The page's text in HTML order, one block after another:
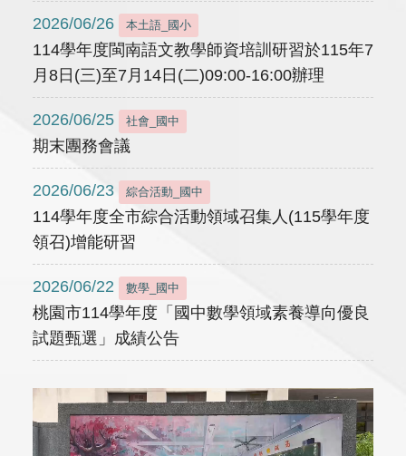
2026/06/26 本土語_國小
114學年度閩南語文教學師資培訓研習於115年7
月8日(三)至7月14日(二)09:00-16:00辦理
2026/06/25 社會_國中
期末團務會議
2026/06/23 綜合活動_國中
114學年度全市綜合活動領域召集人(115學年度
領召)增能研習
2026/06/22 數學_國中
桃園市114學年度「國中數學領域素養導向優良
試題甄選」成績公告